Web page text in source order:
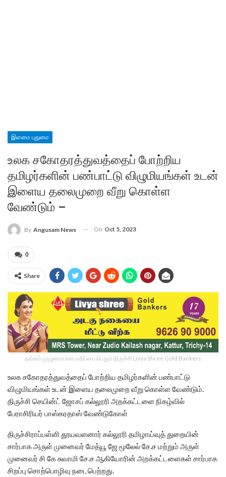
இளமை புதுமை
உலக சகோதரத்துவத்தைப் போற்றிய
தமிழர்களின் பண்பாட்டு விழுமியங்கள் உடன்
இளைய தலைமுறை வீறு கொள்ள
வேண்டும் –
By Angusam News On Oct 5, 2023
0
Share
தங்கம் முழுமையான மதிப்பை பெறும் திருச்சி Livya Shree Gold Bankers
உலக சகோதரத்துவத்தைப் போற்றிய தமிழர்களின் பண்பாட்டு
விழுமியங்கள் உடன் இளைய தலைமுறை வீறு கொள்ள வேண்டும்.
திருச்சி செயின்ட் ஜோசப் கல்லூரி அறக்கட்டளை நிகழ்வில்
பேராசிரியர் பாஸ்கரதாஸ் வேண்டுகோள்
திருச்சிராப்பள்ளி தூயவளனார் கல்லூரி தமிழாய்வுத் துறையின்
சார்பாக அருள் முனைவர் மேத்யூ ஜே மூலேல் சே.ச மற்றும் அருள்
முனைவர் சி கே சுவாமி சே.ச ஆகியோரின் அறக்கட்டளைகள் சார்பாக
சிறப்பு சொற்பொழிவு நடைபெற்றது.